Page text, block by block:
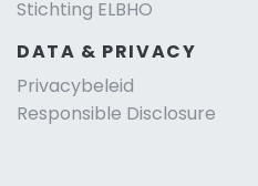
Stichting ELBHO
DATA & PRIVACY
Privacybeleid
Responsible Disclosure